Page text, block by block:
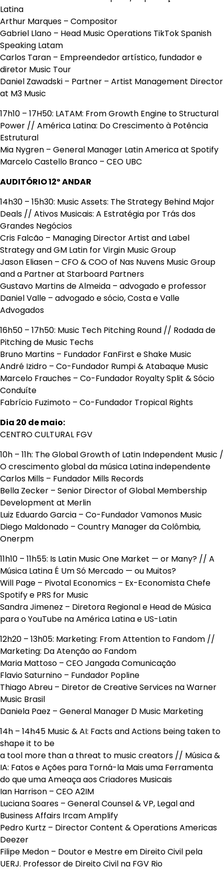
Latina
Arthur Marques – Compositor
Gabriel Llano – Head Music Operations TikTok Spanish
Speaking Latam
Carlos Taran – Empreendedor artístico, fundador e
diretor Music Tour
Daniel Zawadski – Partner – Artist Management Director
at M3 Music
17h10 – 17H50: LATAM: From Growth Engine to Structural
Power // América Latina: Do Crescimento à Potência
Estrutural
Mia Nygren – General Manager Latin America at Spotify
Marcelo Castello Branco – CEO UBC
AUDITÓRIO 12º ANDAR
14h30 – 15h30: Music Assets: The Strategy Behind Major
Deals // Ativos Musicais: A Estratégia por Trás dos
Grandes Negócios
Cris Falcão – Managing Director Artist and Label
Strategy and GM Latin for Virgin Music Group
Jason Eliasen – CFO & COO of Nas Nuvens Music Group
and a Partner at Starboard Partners
Gustavo Martins de Almeida – advogado e professor
Daniel Valle – advogado e sócio, Costa e Valle
Advogados
16h50 – 17h50: Music Tech Pitching Round // Rodada de
Pitching de Music Techs
Bruno Martins – Fundador FanFirst e Shake Music
André Izidro – Co-Fundador Rumpi & Atabaque Music
Marcelo Frauches – Co-Fundador Royalty Split & Sócio
Conduíte
Fabrício Fuzimoto – Co-Fundador Tropical Rights
Dia 20 de maio:
CENTRO CULTURAL FGV
10h – 11h: The Global Growth of Latin Independent Music /
O crescimento global da música Latina independente
Carlos Mills – Fundador Mills Records
Bella Zecker – Senior Director of Global Membership
Development at Merlin
Luiz Eduardo Garcia – Co-Fundador Vamonos Music
Diego Maldonado – Country Manager da Colômbia,
Onerpm
11h10 – 11h55: Is Latin Music One Market — or Many? // A
Música Latina É Um Só Mercado — ou Muitos?
Will Page – Pivotal Economics – Ex-Economista Chefe
Spotify e PRS for Music
Sandra Jimenez – Diretora Regional e Head de Música
para o YouTube na América Latina e US-Latin
12h20 – 13h05: Marketing: From Attention to Fandom //
Marketing: Da Atenção ao Fandom
Maria Mattoso – CEO Jangada Comunicação
Flavio Saturnino – Fundador Popline
Thiago Abreu – Diretor de Creative Services na Warner
Music Brasil
Daniela Paez – General Manager D Music Marketing
14h – 14h45 Music & AI: Facts and Actions being taken to
shape it to be
a tool more than a threat to music creators // Música &
IA: Fatos e Ações para Torná-la Mais uma Ferramenta
do que uma Ameaça aos Criadores Musicais
Ian Harrison – CEO A2IM
Luciana Soares – General Counsel & VP, Legal and
Business Affairs Ircam Amplify
Pedro Kurtz – Director Content & Operations Americas
Deezer
Filipe Medon – Doutor e Mestre em Direito Civil pela
UERJ. Professor de Direito Civil na FGV Rio